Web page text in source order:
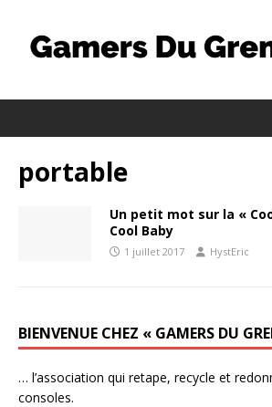
portable
Un petit mot sur la «
Cool Baby
1 juillet 2017 HystEric
BIENVENUE CHEZ « GAMERS DU
… l’association qui retape, recycle et
consoles.